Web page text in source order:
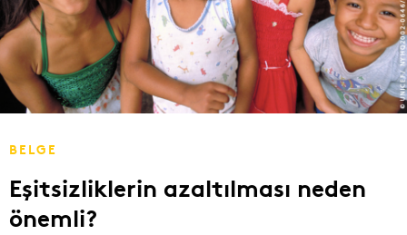
BELGE
Eşitsizliklerin azaltılması neden
önemli?